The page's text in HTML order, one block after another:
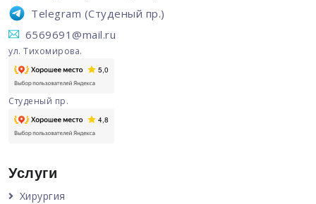
Telegram (Студеный пр.)
6569691@mail.ru
ул. Тихомирова.
Студеный пр.
Услуги
Хирургия